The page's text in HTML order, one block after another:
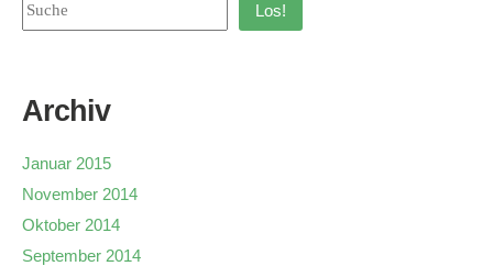
Los!
Archiv
Januar 2015
November 2014
Oktober 2014
September 2014